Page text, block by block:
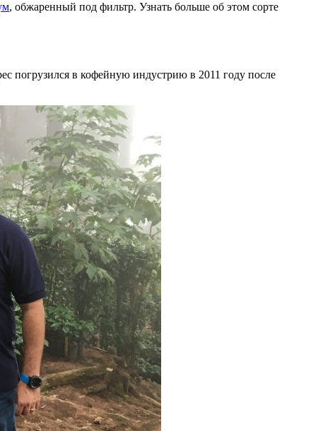
, обжаренный под фильтр. Узнать больше об этом сорте
погрузился в кофейную индустрию в 2011 году после